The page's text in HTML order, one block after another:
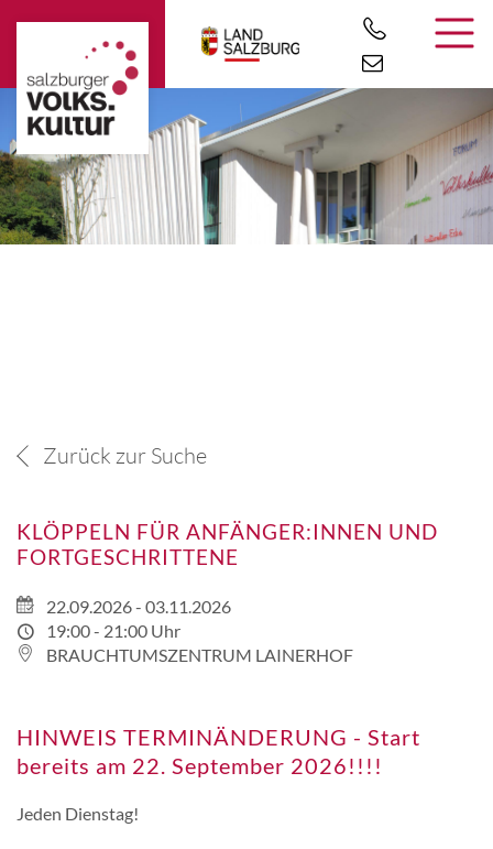
Zurück zur Suche
KLÖPPELN FÜR ANFÄNGER:INNEN UND
FORTGESCHRITTENE
22.09.2026 - 03.11.2026
19:00 - 21:00 Uhr
BRAUCHTUMSZENTRUM LAINERHOF
HINWEIS TERMINÄNDERUNG - Start
bereits am 22. September 2026!!!!
Jeden Dienstag!